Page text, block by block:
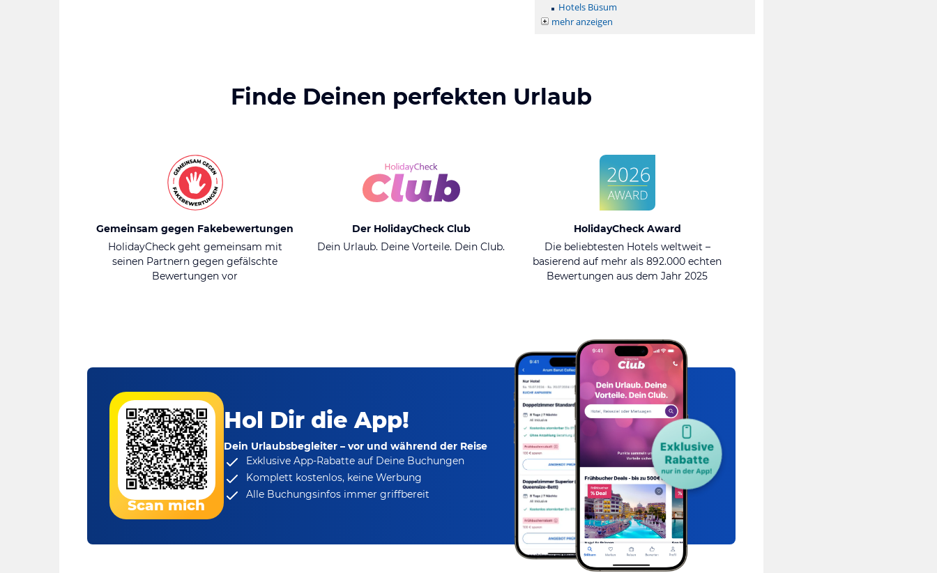
Hotels Büsum
mehr anzeigen
Finde Deinen perfekten Urlaub
Gemeinsam gegen Fakebewertungen
HolidayCheck geht gemeinsam mit
seinen Partnern gegen gefälschte
Bewertungen vor
Der HolidayCheck Club
Dein Urlaub. Deine Vorteile. Dein Club.
HolidayCheck Award
Die beliebtesten Hotels weltweit –
basierend auf mehr als 892.000 echten
Bewertungen aus dem Jahr 2025
Scan mich
Hol Dir die App!
Dein Urlaubsbegleiter – vor und während der Reise
Exklusive App-Rabatteauf Deine Buchungen
Komplett kostenlos, keine Werbung
Alle Buchungsinfos immer griffbereit